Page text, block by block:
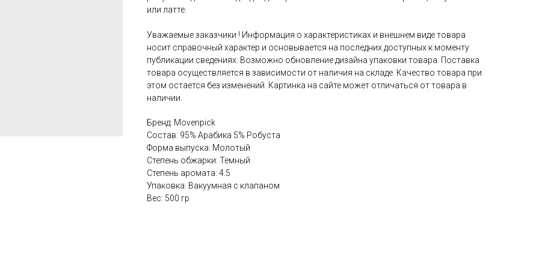
или латте.
Уважаемые заказчики ! Информация о характеристиках и внешнем виде товара
носит справочный характер и основывается на последних доступных к моменту
публикации сведениях. Возможно обновление дизайна упаковки товара. Поставка
товара осуществляется в зависимости от наличия на складе. Качество товара при
этом остается без изменений. Картинка на сайте может отличаться от товара в
наличии.
Бренд: Movenpick
Состав: 95% Арабика 5% Робуста
Форма выпуска: Молотый
Степень обжарки: Темный
Степень аромата: 4.5
Упаковка: Вакуумная с клапаном
Вес: 500 гр